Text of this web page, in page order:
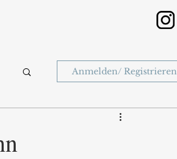
Anmelden/ Registrieren